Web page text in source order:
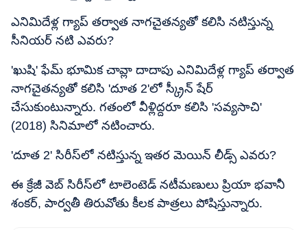
ఎనిమిదేళ్ల గ్యాప్ తర్వాత నాగచైతన్యతో కలిసి నటిస్తున్న
సీనియర్ నటి ఎవరు?
'ఖుషి' ఫేమ్ భూమిక చావ్లా దాదాపు ఎనిమిదేళ్ల గ్యాప్ తర్వాత
నాగచైతన్యతో కలిసి 'దూత 2'లో స్క్రీన్ షేర్
చేసుకుంటున్నారు. గతంలో వీళ్లిద్దరూ కలిసి 'సవ్యసాచి'
(2018) సినిమాలో నటించారు.
'దూత 2' సిరీస్‌లో నటిస్తున్న ఇతర మెయిన్ లీడ్స్ ఎవరు?
ఈ క్రేజీ వెబ్ సిరీస్‌లో టాలెంటెడ్ నటీమణులు ప్రియా భవానీ
శంకర్, పార్వతీ తిరువోతు కీలక పాత్రలు పోషిస్తున్నారు.